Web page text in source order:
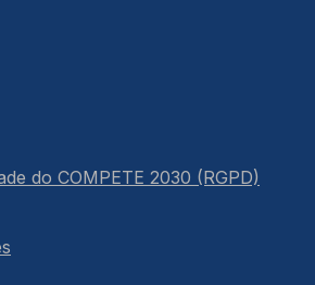
do COMPETE 2030 (RGPD)